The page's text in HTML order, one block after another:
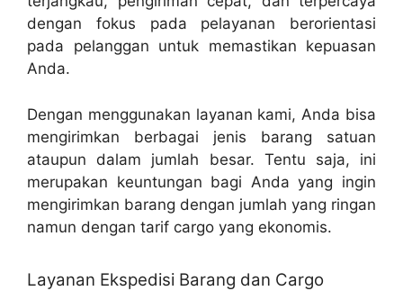
dengan fokus pada pelayanan berorientasi
pada pelanggan untuk memastikan kepuasan
Anda.
Dengan menggunakan layanan kami, Anda bisa
mengirimkan berbagai jenis barang satuan
ataupun dalam jumlah besar. Tentu saja, ini
merupakan keuntungan bagi Anda yang ingin
mengirimkan barang dengan jumlah yang ringan
namun dengan tarif cargo yang ekonomis.
Layanan Ekspedisi Barang dan Cargo